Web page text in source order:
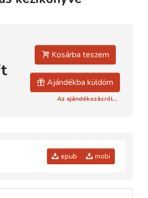
Kosárba teszem
Ajándékba küldöm
Az ajándékozásról...
epub mobi